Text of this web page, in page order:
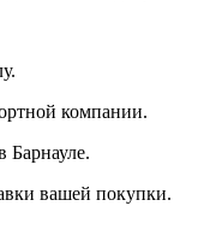
компании.
Барнауле.
вашей покупки.